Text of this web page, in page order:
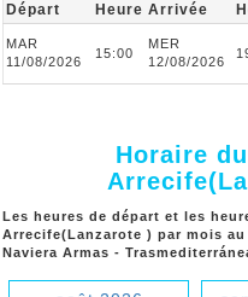
Départ Heure Arrivée
MAR
11/08/2026
15:00
MER
12/08/2026
Horaire
Les heures de départ et les
Arrecife(Lanzarote ) par mois
Naviera Armas -